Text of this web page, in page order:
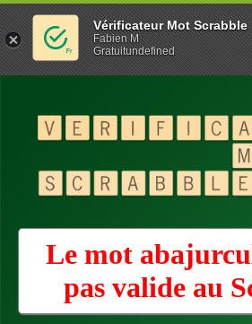
Le mot
pas valide au
Vérificateur Mot Scrabble
Fabien M
Gratuitundefined